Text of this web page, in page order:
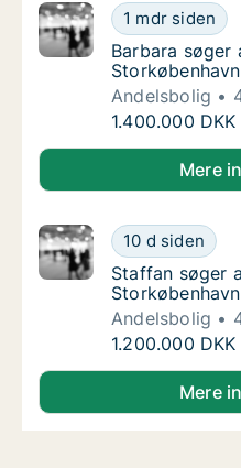
Barbara søger
1 mdr siden
Barbara
Barbara søger
Andelsbolig
Barbara søger
1.400.000 DKK
Barbara søger
Mere
Staffan søger
10 d siden
Staffan søger
Staffan søger
Storkøbenhavn
Andelsbolig
Staffan søger
1.200.000 DKK
Staffan søger
Mere